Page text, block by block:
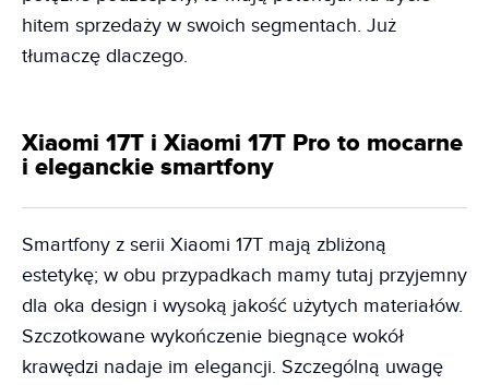
hitem sprzedaży w swoich segmentach. Już
tłumaczę dlaczego.
Xiaomi 17T i Xiaomi 17T Pro to mocarne
i eleganckie smartfony
Smartfony z serii Xiaomi 17T mają zbliżoną
estetykę; w obu przypadkach mamy tutaj przyjemny
dla oka design i wysoką jakość użytych materiałów.
Szczotkowane wykończenie biegnące wokół
krawędzi nadaje im elegancji. Szczególną uwagę